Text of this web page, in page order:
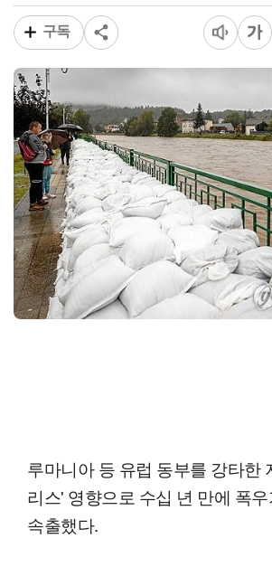
구독
루마니아 등 유럽 동부를 강타한
리스' 영향으로 수십 년 만에 폭
속출했다.